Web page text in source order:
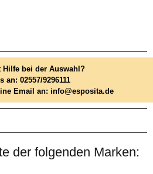
Hilfe bei der Auswahl?
an: 02557/9296111
Email an: info@esposita.de
der folgenden Marken: